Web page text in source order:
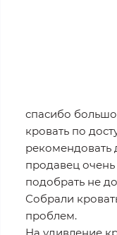
спасибо
кровать по
рекомендовать
продавец
подобрать не
Собрали
проблем.